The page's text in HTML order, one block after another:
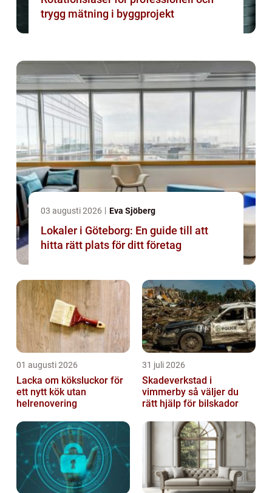
trygg mätning i byggprojekt
03 augusti 2026 Eva Sjöberg
Lokaler i Göteborg: En guide till att
hitta rätt plats för ditt företag
01 augusti 2026
Lacka om köksluckor för
ett nytt kök utan
helrenovering
31 juli 2026
Skadeverkstad i
vimmerby så väljer du
rätt hjälp för bilskador